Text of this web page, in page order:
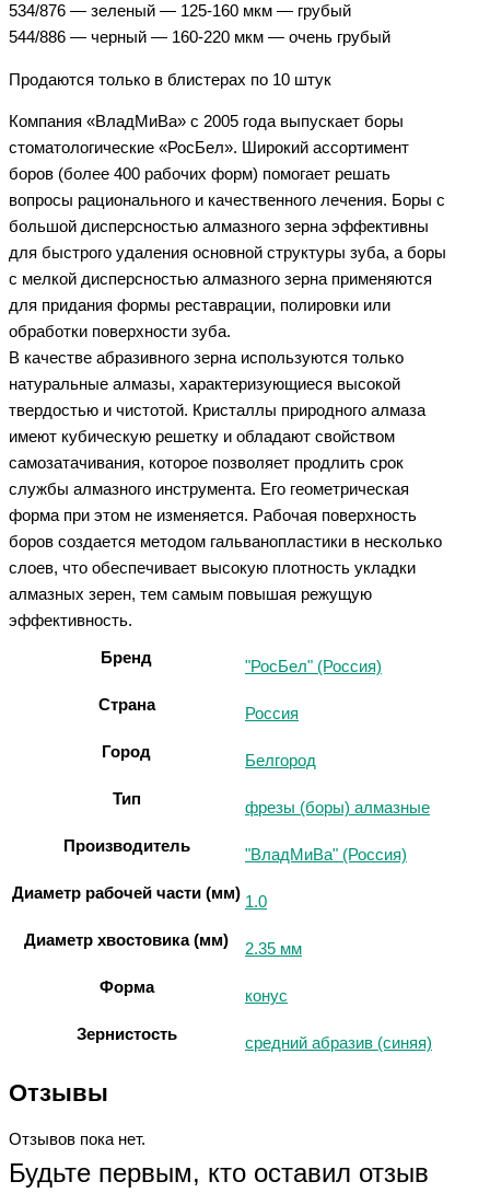
534/876 — зеленый — 125-160 мкм — грубый
544/886 — черный — 160-220 мкм — очень грубый
Продаются только в блистерах по 10 штук
Компания «ВладМиВа» с 2005 года выпускает боры
стоматологические «РосБел». Широкий ассортимент
боров (более 400 рабочих форм) помогает решать
вопросы рационального и качественного лечения. Боры с
большой дисперсностью алмазного зерна эффективны
для быстрого удаления основной структуры зуба, а боры
с мелкой дисперсностью алмазного зерна применяются
для придания формы реставрации, полировки или
обработки поверхности зуба.
В качестве абразивного зерна используются только
натуральные алмазы, характеризующиеся высокой
твердостью и чистотой. Кристаллы природного алмаза
имеют кубическую решетку и обладают свойством
самозатачивания, которое позволяет продлить срок
службы алмазного инструмента. Его геометрическая
форма при этом не изменяется. Рабочая поверхность
боров создается методом гальванопластики в несколько
слоев, что обеспечивает высокую плотность укладки
алмазных зерен, тем самым повышая режущую
эффективность.
Бренд "РосБел" (Россия)
Страна Россия
Город Белгород
Тип фрезы (боры) алмазные
Производитель "ВладМиВа" (Россия)
Диаметр рабочей части (мм) 1.0
Диаметр хвостовика (мм) 2.35 мм
Форма конус
Зернистость средний абразив (синяя)
Отзывы
Отзывов пока нет.
Будьте первым, кто оставил отзыв